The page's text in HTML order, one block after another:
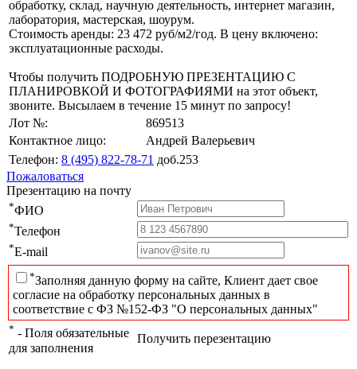
обработку, склад, научную деятельность, интернет магазин,
лаборатория, мастерская, шоурум.
Стоимость аренды: 23 472 руб/м2/год. В цену включено:
эксплуатационные расходы.
Чтобы получить ПОДРОБНУЮ ПРЕЗЕНТАЦИЮ С
ПЛАНИРОВКОЙ И ФОТОГРАФИЯМИ на этот объект,
звоните. Высылаем в течение 15 минут по запросу!
Лот №:
869513
Контактное лицо:
Андрей Валерьевич
Телефон: 8 (495) 822-78-71 доб.253
Пожаловаться
Презентацию на почту
*ФИО
*Телефон
*E-mail
*Заполняя данную форму на сайте, Клиент дает свое
согласие на обработку персональных данных в
соответствие с ФЗ №152-ФЗ "О персональных данных"
* - Поля обязательные
для заполнения
Получить перезентацию